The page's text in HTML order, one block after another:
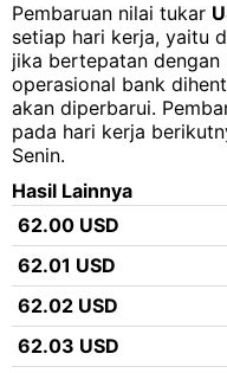
Pembaruan nilai tukar
setiap hari kerja, yaitu
jika bertepatan
operasional bank
akan diperbarui.
pada hari kerja
Senin.
Hasil Lainnya
62.00 USD
62.01 USD
62.02 USD
62.03 USD